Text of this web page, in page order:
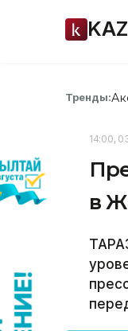
Тренды:
14:00,
в